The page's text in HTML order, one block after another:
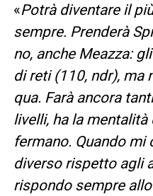
«Potrà diventare il
sempre. Prenderà
no, anche Meazza:
di reti (110, ndr), ma
qua. Farà ancora
livelli, ha la
fermano. Quando
diverso rispetto agli
rispondo sempre